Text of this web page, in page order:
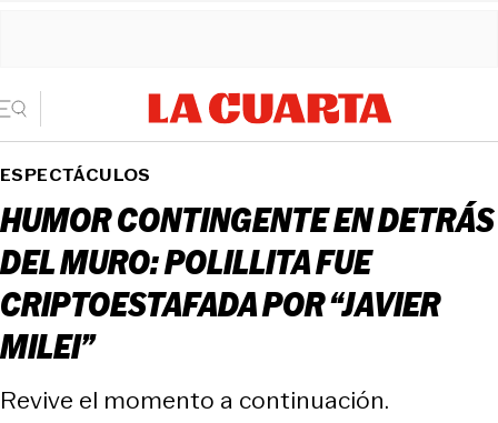
ESPECTÁCULOS
HUMOR CONTINGENTE EN DETRÁS
DEL MURO: POLILLITA FUE
CRIPTOESTAFADA POR “JAVIER
MILEI”
Revive el momento a continuación.